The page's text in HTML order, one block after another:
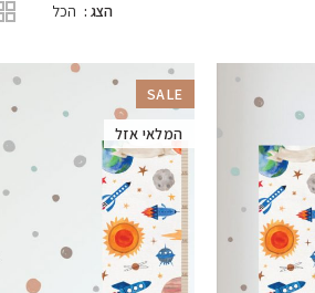
הצג הכל
SALE
המלאי אזל